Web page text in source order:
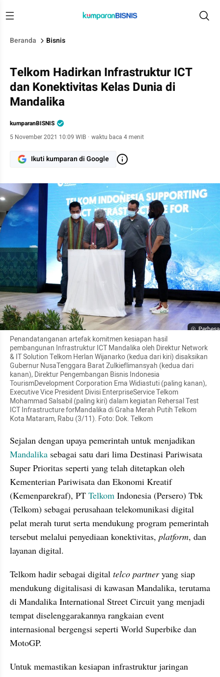
Beranda Bisnis
Telkom Hadirkan Infrastruktur ICT
dan Konektivitas Kelas Dunia di
Mandalika
kumparanBISNIS
5 November 2021 10:09 WIB · waktu baca 4 menit
Ikuti kumparan di Google
Penandatanganan artefak komitmen kesiapan hasil
pembangunan Infrastruktur ICT Mandalika oleh Direktur Network
& IT Solution Telkom Herlan Wijanarko (kedua dari kiri) disaksikan
Gubernur NusaTenggara Barat Zulkieflimansyah (kedua dari
kanan), Direktur Pengembangan Bisnis Indonesia
TourismDevelopment Corporation Ema Widiastuti (paling kanan),
Executive Vice President Divisi EnterpriseService Telkom
Mohammad Salsabil (paling kiri) dalam kegiatan Rehersal Test
ICT Infrastructure forMandalika di Graha Merah Putih Telkom
Kota Mataram, Rabu (3/11). Foto: Dok. Telkom
Mandalika sebagai satu dari lima Destinasi Pariwisata
Super Prioritas seperti yang telah ditetapkan oleh
Kementerian Pariwisata dan Ekonomi Kreatif
(Kemenparekraf), PT Telkom Indonesia (Persero) Tbk
(Telkom) sebagai perusahaan telekomunikasi digital
pelat merah turut serta mendukung program pemerintah
tersebut melalui penyediaan konektivitas, platform, dan
layanan digital.
Telkom hadir sebagai digital telco partner yang siap
mendukung digitalisasi di kawasan Mandalika, terutama
di Mandalika International Street Circuit yang menjadi
tempat diselenggarakannya rangkaian event
internasional bergengsi seperti World Superbike dan
MotoGP.
Untuk memastikan kesiapan infrastruktur jaringan